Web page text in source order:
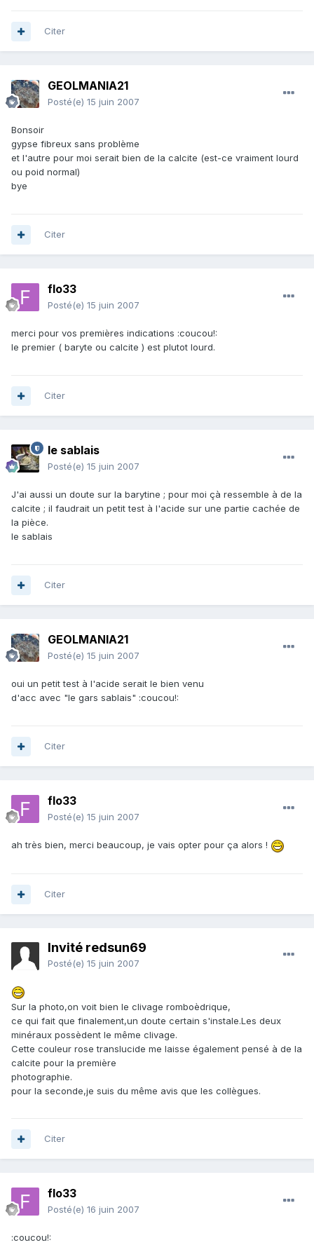
Citer
GEOLMANIA21
Posté(e) 15 juin 2007
Bonsoir
gypse fibreux sans problème
et l'autre pour moi serait bien de la calcite (est-ce vraiment lourd
ou poid normal)
bye
Citer
flo33
Posté(e) 15 juin 2007
merci pour vos premières indications :coucou!:
le premier ( baryte ou calcite ) est plutot lourd.
Citer
le sablais
Posté(e) 15 juin 2007
J'ai aussi un doute sur la barytine ; pour moi çà ressemble à de la
calcite ; il faudrait un petit test à l'acide sur une partie cachée de
la pièce.
le sablais
Citer
GEOLMANIA21
Posté(e) 15 juin 2007
oui un petit test à l'acide serait le bien venu
d'acc avec "le gars sablais" :coucou!:
Citer
flo33
Posté(e) 15 juin 2007
ah très bien, merci beaucoup, je vais opter pour ça alors !
Citer
Invité redsun69
Posté(e) 15 juin 2007
Sur la photo,on voit bien le clivage romboèdrique,
ce qui fait que finalement,un doute certain s'instale.Les deux
minéraux possèdent le même clivage.
Cette couleur rose translucide me laisse également pensé à de la
calcite pour la première
photographie.
pour la seconde,je suis du même avis que les collègues.
Citer
flo33
Posté(e) 16 juin 2007
:coucou!: